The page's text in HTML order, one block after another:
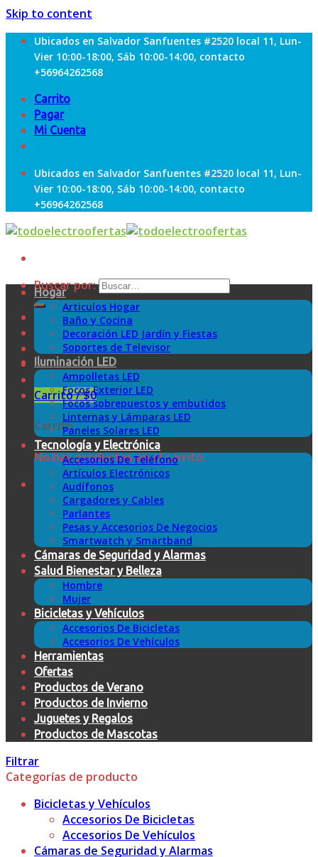
Skip to content
Ubicados en Salvador Sanfuentes #2520 local 11, Lun-
Vier 10:00-18:00, Sáb 10:00-14:00, contacto
+56964262568
Carrito
Pagar
Mi Cuenta
Ubicados en Salvador Sanfuentes #2520 local 11, Lun-
Vier 10:00-18:00, Sáb 10:00-14:00, contacto
+56964262568
Buscar por:
Carrito /$0
Carrito
No hay productos en el carrito.
Hogar
Articulos Hogar
Baño y Cocina
Decoración LED Jardín y Fiestas
Soportes de Televisor
Iluminación LED
Ampolletas LED
Focos Exterior LED
Focos sobrepuestos y embutidos
Linternas y Lámparas LED
Paneles Solares LED
Tecnología y Electrónica
Accesorios De Teléfono
Artículos Electrónicos
Audífonos
Cargadores y Cables
Parlantes
Pesas y Accesorios De Negocios
Smartwatch y Smartband
Cámaras de Seguridad y Alarmas
Salud Bienestar y Belleza
Hombre
Mujer
Bicicletas y Vehículos
Accesorios De Bicicletas
Accesorios De Vehículos
Herramientas
Ofertas
Productos de Verano
Productos de Invierno
Juguetes y Regalos
Productos de Mascotas
Filtrar
Categorías de producto
Bicicletas y Vehículos
Accesorios De Bicicletas
Accesorios De Vehículos
Cámaras de Seguridad y Alarmas